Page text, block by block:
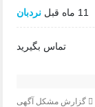
11 ماه قبل نردبان
تماس بگیرید
گزارش مشکل آگهی